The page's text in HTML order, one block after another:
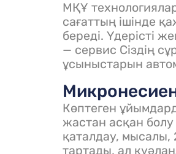
МҚҰ
сағаттың ішінде
береді. Үдерісті
— сервис Сіздің
ұсыныстарын
Көптеген
жастан асқан
қаталдау, мысалы,
тартады, ал